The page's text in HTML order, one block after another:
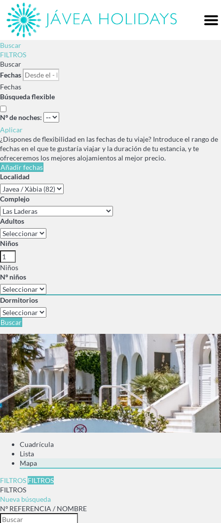
Buscar
FILTROS
Buscar
Fechas
Fechas
Búsqueda flexible
Nº de noches:
Aplicar
¿Dispones de flexibilidad en las fechas de tu viaje? Introduce el rango de
fechas en el que te gustaría viajar y la duración de tu estancia, y te
ofreceremos los mejores alojamientos al mejor precio.
Añadir fechas
Localidad
Complejo
Adultos
Niños
Niños
Nº niños
Dormitorios
Buscar
Cuadrícula
Lista
Mapa
FILTROS FILTROS
FILTROS
Nueva búsqueda
Nº REFERENCIA / NOMBRE